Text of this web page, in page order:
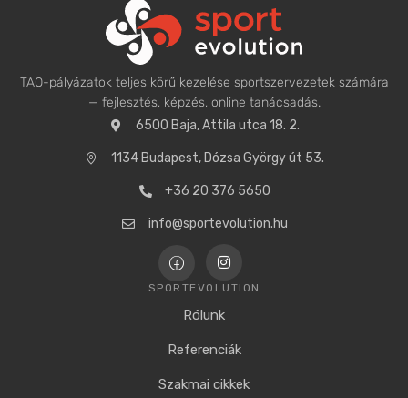
TAO-pályázatok teljes körű kezelése sportszervezetek számára
— fejlesztés, képzés, online tanácsadás.
6500 Baja, Attila utca 18. 2.
1134 Budapest, Dózsa György út 53.
+36 20 376 5650
info@sportevolution.hu
SPORTEVOLUTION
Rólunk
Referenciák
Szakmai cikkek